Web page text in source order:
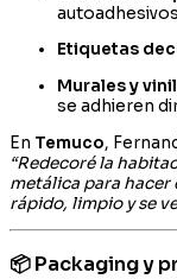
Etiquetas
Murales y
se adhieren
En Temuco,
“Redecoré la
metálica para hacer
rápido, limpio y se
📦 Packaging y